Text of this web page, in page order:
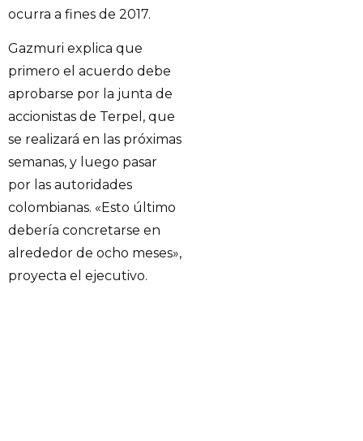
ocurra a fines de 2017.
Gazmuri explica que
primero el acuerdo debe
aprobarse por la junta de
accionistas de Terpel, que
se realizará en las próximas
semanas, y luego pasar
por las autoridades
colombianas. «Esto último
debería concretarse en
alrededor de ocho meses»,
proyecta el ejecutivo.